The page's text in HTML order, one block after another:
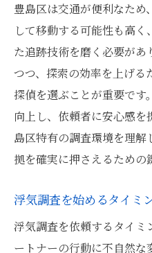
カスタマイズさ
調査中の状況報
証拠をもとにし
心の平穏を保つ
問題解決後の生
証拠を活用した慰
調査後の心理ケ
豊島区は交通が便利なため
して移動する可能性も高
た追跡技術を磨く必要があ
つつ、探索の効率を上げる
探偵を選ぶことが重要です
向上し、依頼者に安心感
島区特有の調査環境を理
拠を確実に押さえるための
浮気調査を始めるタイミ
浮気調査を依頼するタイミ
ートナーの行動に不自然